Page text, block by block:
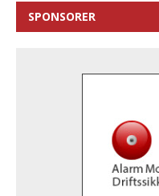
SPONSORER